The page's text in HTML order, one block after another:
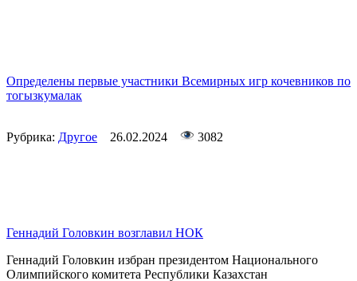
Определены первые участники Всемирных игр кочевников по
тогызкумалак
Рубрика: Другое 26.02.2024 3082
Геннадий Головкин возглавил НОК
Геннадий Головкин избран президентом Национального
Олимпийского комитета Республики Казахстан